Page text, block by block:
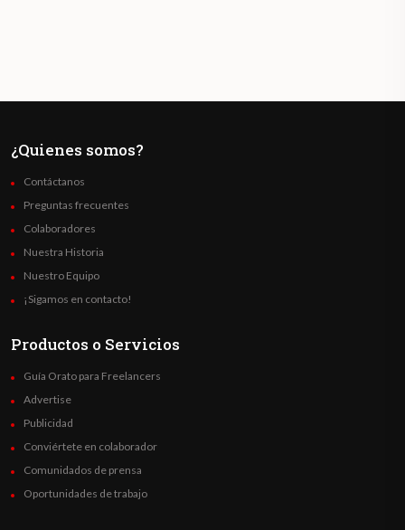
¿Quienes somos?
Contáctanos
Preguntas frecuentes
Colaboradores
Nuestra Historia
Nuestro Equipo
¡Sigamos en contacto!
Productos o Servicios
Guía Orato para Freelancers
Advertise
Publicidad
Conviértete en colaborador
Comunidados de prensa
Oportunidades de trabajo